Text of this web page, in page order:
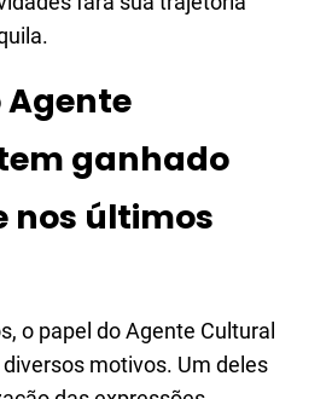
Agente
ganhado
nos últimos
o papel do Agente Cultural
motivos. Um deles